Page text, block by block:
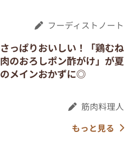
フーディストノート
さっぱりおいしい！「鶏むね
肉のおろしポン酢がけ」が夏
のメインおかずに◎
筋肉料理人
もっと見る